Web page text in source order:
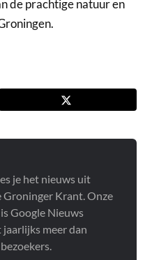
de prachtige natuur en
je het nieuws uit
Groninger Krant. Onze
Google Nieuws
meer dan